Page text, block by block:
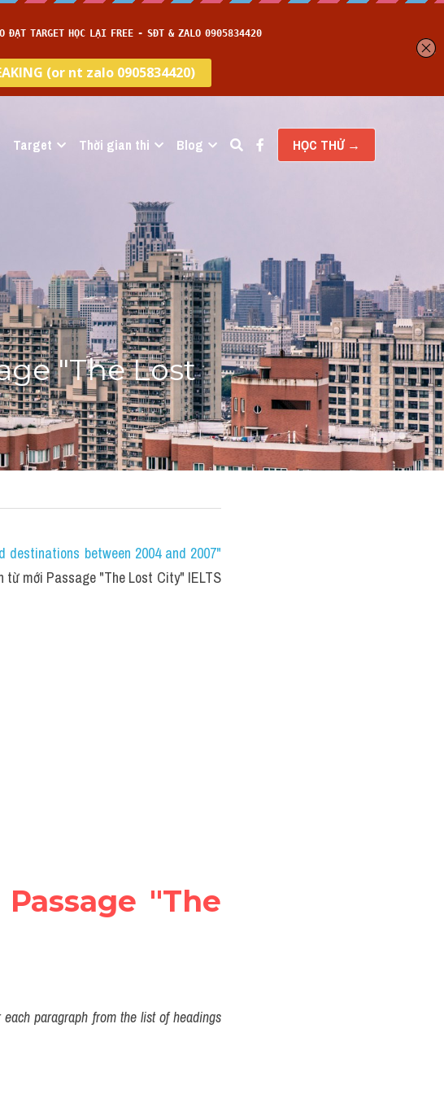
Target Thời gian thi Blog HỌC THỬ →
"The Lost
between 2004 and 2007"
từ mới Passage "The Lost City" IELTS
"The
paragraph from the list of headings